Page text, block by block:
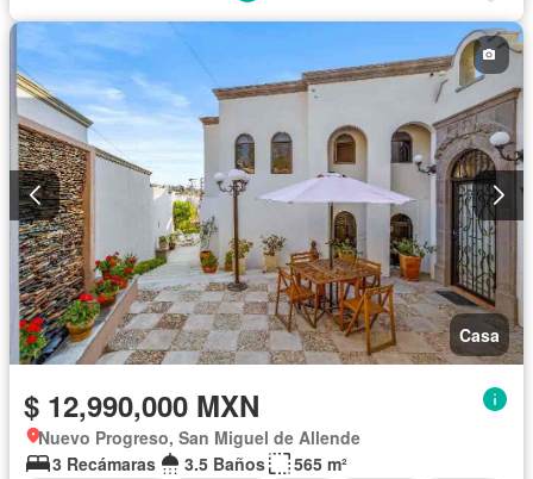
Casa
$ 12,990,000 MXN
Nuevo Progreso, San Miguel de Allende
3 Recámaras
3.5 Baños
565 m²